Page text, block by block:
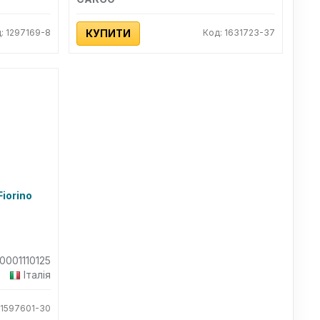
1297169-8 КУПИТИ Код: 1631723-37
0001110125
Італія
30